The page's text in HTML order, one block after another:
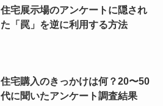
住宅展示場のアンケートに隠され
た「罠」を逆に利用する方法
住宅購入のきっかけは何？20〜50
代に聞いたアンケート調査結果